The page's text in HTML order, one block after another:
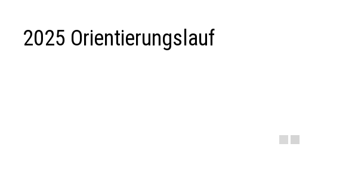
2025 Orientierungslauf